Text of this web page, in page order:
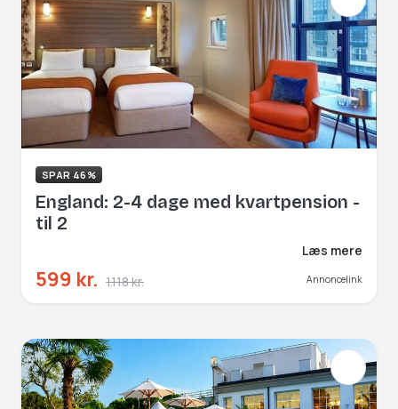
SPAR 46%
England: 2-4 dage med kvartpension -
til 2
Læs mere
599 kr. 1.118 kr. Annoncelink